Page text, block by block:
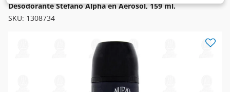
Desodorante Stefano Alpha en Aerosol, 159 ml.
SKU: 1308734